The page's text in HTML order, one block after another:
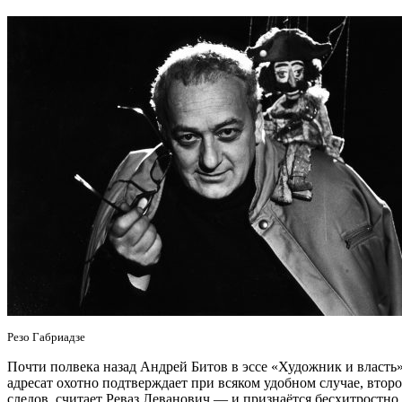
Резо Габриадзе
Почти полвека назад Андрей Битов в эссе «Художник и
адресат охотно подтверждает при всяком удобном случае,
следов, считает Реваз Леванович — и признаётся